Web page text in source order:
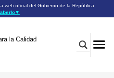
web oficial del Gobierno de la República
▼
.gob.do o .gov.do
o .gov.do seguros utilizan